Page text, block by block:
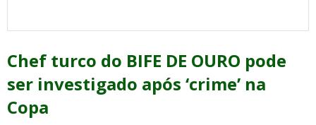
Chef turco do BIFE DE OURO pode
ser investigado após ‘crime’ na
Copa